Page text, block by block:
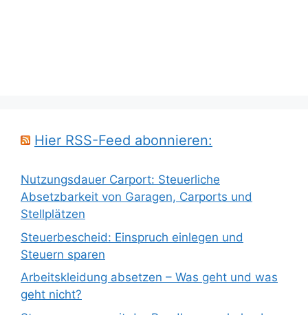
Hier RSS-Feed abonnieren:
Nutzungsdauer Carport: Steuerliche
Absetzbarkeit von Garagen, Carports und
Stellplätzen
Steuerbescheid: Einspruch einlegen und
Steuern sparen
Arbeitskleidung absetzen – Was geht und was
geht nicht?